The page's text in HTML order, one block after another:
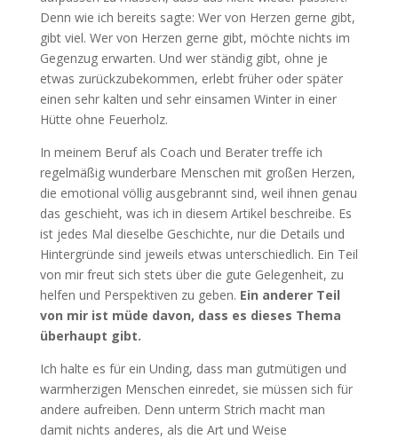
Denn wie ich bereits sagte: Wer von Herzen gerne gibt,
gibt viel. Wer von Herzen gerne gibt, möchte nichts im
Gegenzug erwarten. Und wer ständig gibt, ohne je
etwas zurückzubekommen, erlebt früher oder später
einen sehr kalten und sehr einsamen Winter in einer
Hütte ohne Feuerholz.
In meinem Beruf als Coach und Berater treffe ich
regelmäßig wunderbare Menschen mit großen Herzen,
die emotional völlig ausgebrannt sind, weil ihnen genau
das geschieht, was ich in diesem Artikel beschreibe. Es
ist jedes Mal dieselbe Geschichte, nur die Details und
Hintergründe sind jeweils etwas unterschiedlich. Ein Teil
von mir freut sich stets über die gute Gelegenheit, zu
helfen und Perspektiven zu geben. Ein anderer Teil
von mir ist müde davon, dass es dieses Thema
überhaupt gibt.
Ich halte es für ein Unding, dass man gutmütigen und
warmherzigen Menschen einredet, sie müssen sich für
andere aufreiben. Denn unterm Strich macht man
damit nichts anderes, als die Art und Weise